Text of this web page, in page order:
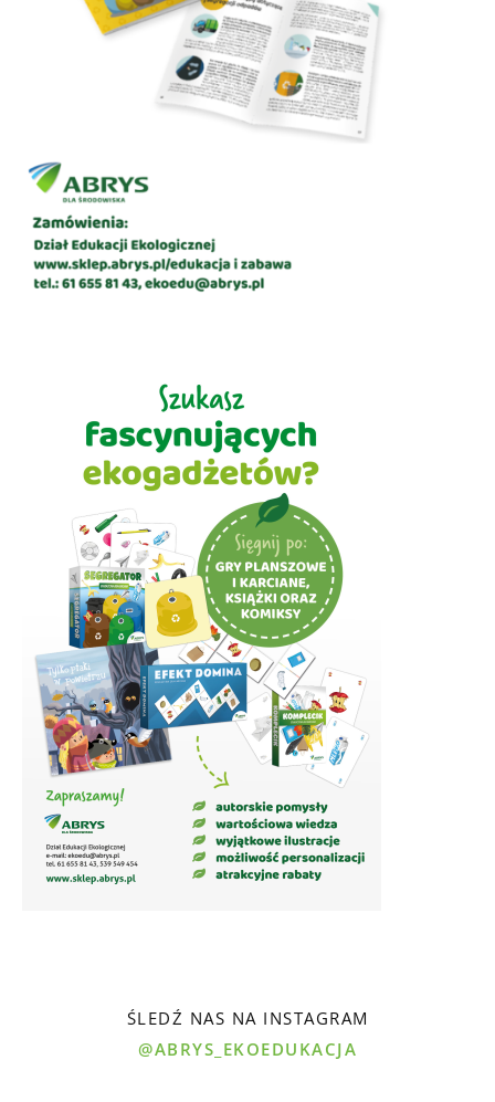
ŚLEDŹ NAS NA INSTAGRAM
@ABRYS_EKOEDUKACJA